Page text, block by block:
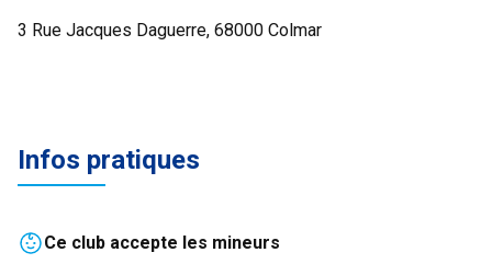
3 Rue Jacques Daguerre, 68000 Colmar
Infos pratiques
Ce club accepte les mineurs